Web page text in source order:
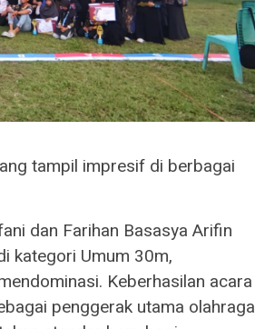
tampil impresif di berbagai
dan Farihan Basasya Arifin
kategori Umum 30m,
Keberhasilan acara
penggerak utama olahraga